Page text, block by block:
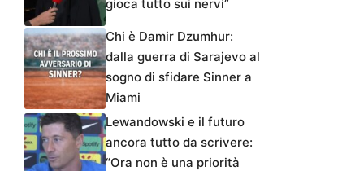
gioca tutto sui nervi”
Chi è Damir Dzumhur:
dalla guerra di Sarajevo al
sogno di sfidare Sinner a
Miami
Lewandowski e il futuro
ancora tutto da scrivere:
“Ora non è una priorità